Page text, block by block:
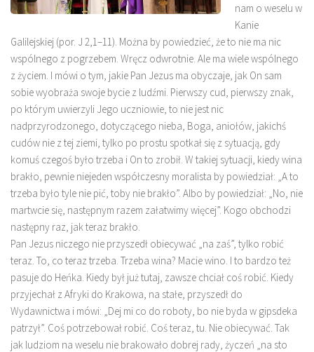
nam o weselu w
Kanie
Galilejskiej (por. J 2,1–11). Można by powiedzieć, że to nie ma nic
wspólnego z pogrzebem. Wręcz odwrotnie. Ale ma wiele wspólnego
z życiem. I mówi o tym, jakie Pan Jezus ma obyczaje, jak On sam
sobie wyobraża swoje bycie z ludźmi. Pierwszy cud, pierwszy znak,
po którym uwierzyli Jego uczniowie, to nie jest nic
nadprzyrodzonego, dotyczącego nieba, Boga, aniołów, jakichś
cudów nie z tej ziemi, tylko po prostu spotkał się z sytuacją, gdy
komuś czegoś było trzeba i On to zrobił. W takiej sytuacji, kiedy wina
brakło, pewnie niejeden współczesny moralista by powiedział: „A to
trzeba było tyle nie pić, toby nie brakło”. Albo by powiedział: „No, nie
martwcie się, następnym razem załatwimy więcej”. Kogo obchodzi
następny raz, jak teraz brakło.
Pan Jezus niczego nie przyszedł obiecywać „na zaś”, tylko robić
teraz. To, co teraz trzeba. Trzeba wina? Macie wino. I to bardzo też
pasuje do Heńka. Kiedy był już tutaj, zawsze chciał coś robić. Kiedy
przyjechał z Afryki do Krakowa, na stałe, przyszedł do
Wydawnictwa i mówi: „Dej mi co do roboty, bo nie byda w gipsdeka
patrzył”. Coś potrzebował robić. Coś teraz, tu. Nie obiecywać. Tak
jak ludziom na weselu nie brakowało dobrej rady, życzeń „na sto